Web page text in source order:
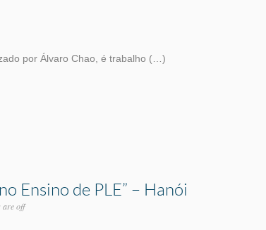
por Álvaro Chao, é trabalho (…)
Ensino de PLE” – Hanói
are off